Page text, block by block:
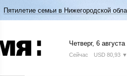
Пятилетие семьи в Нижегородской
Четверг, 6 августа
Сейчас USD 80,93